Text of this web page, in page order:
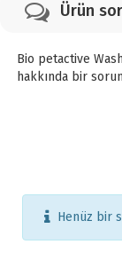
Ürün
Bio petactive
hakkında bir
Henüz bir